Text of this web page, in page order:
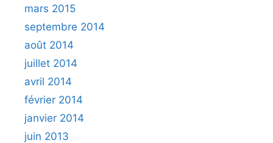
mars 2015
septembre 2014
août 2014
juillet 2014
avril 2014
février 2014
janvier 2014
juin 2013